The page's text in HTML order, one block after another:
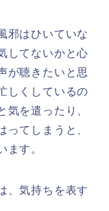
邪はひいていな
してないかと心
が聴きたいと思
しくしているの
気を遣ったり、
ってしまうと、
ます。
、気持ちを表す